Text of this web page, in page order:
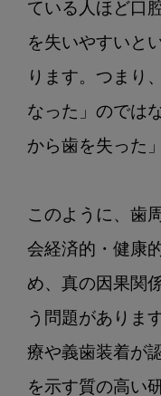
ている人ほど口
を失いやすいと
ります。つまり
なった」のでは
から歯を失った
このように、歯
会経済的・健康
め、真の因果関
う問題がありま
療や義歯装着が
を示す質の高い